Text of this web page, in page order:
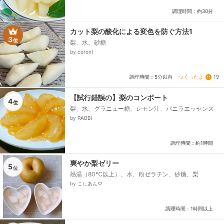
調理時間：約30分
3位
カット梨の酸化による変色を防ぐ方法1
梨、水、砂糖
by coront
調理時間：5分以内 つくったよ 19
4位
【試行錯誤の】梨のコンポート
梨、水、グラニュー糖、レモン汁、バニラエッセンス
by RABBI
調理時間：約1時間
5位
爽やか梨ゼリー
熱湯（80℃以上）、水、粉ゼラチン、砂糖、梨
by こしあん♡
調理時間：1時間以上